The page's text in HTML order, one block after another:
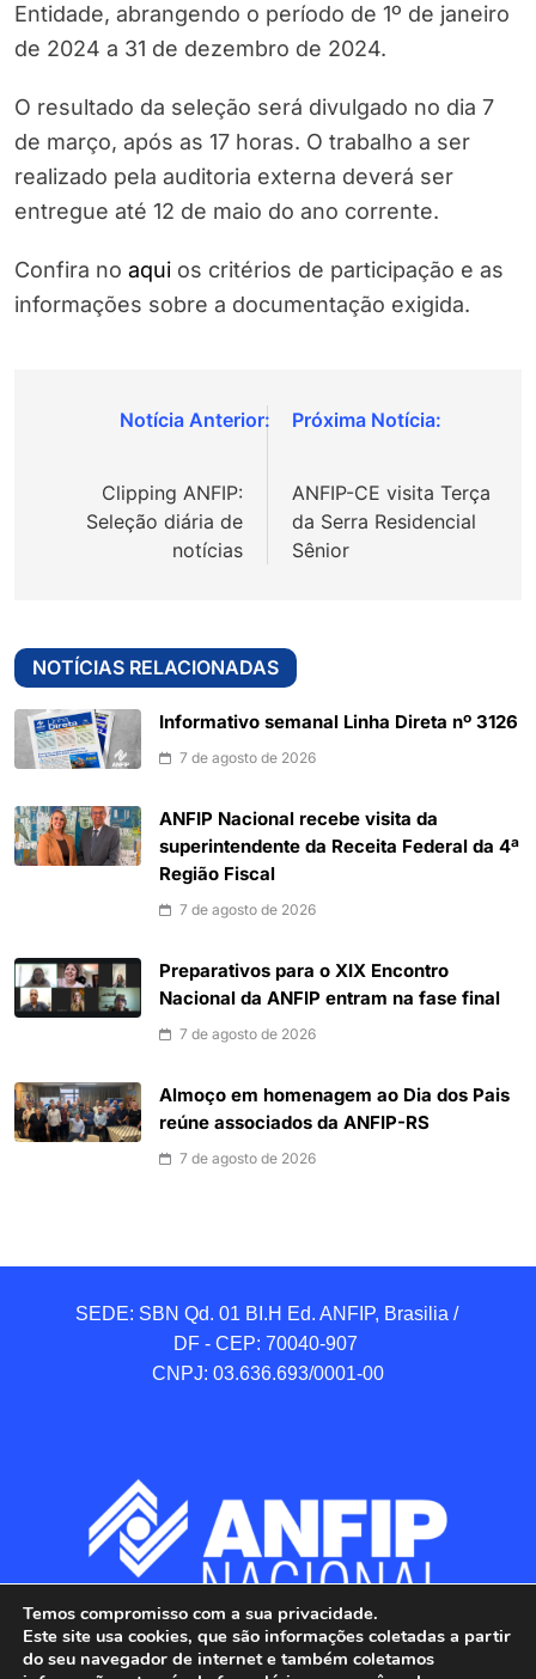
Entidade, abrangendo o período de 1º de janeiro
de 2024 a 31 de dezembro de 2024.
O resultado da seleção será divulgado no dia 7
de março, após as 17 horas. O trabalho a ser
realizado pela auditoria externa deverá ser
entregue até 12 de maio do ano corrente.
Confira no aqui os critérios de participação e as
informações sobre a documentação exigida.
Navegação
Post
Clipping ANFIP:
Seleção diária de
notícias
ANFIP-CE visita Terça
da Serra Residencial
Sênior
NOTÍCIAS RELACIONADAS
Informativo semanal Linha Direta nº 3126
7 de agosto de 2026
ANFIP Nacional recebe visita da
superintendente da Receita Federal da 4ª
Região Fiscal
7 de agosto de 2026
Preparativos para o XIX Encontro
Nacional da ANFIP entram na fase final
7 de agosto de 2026
Almoço em homenagem ao Dia dos Pais
reúne associados da ANFIP-RS
7 de agosto de 2026
SEDE: SBN Qd. 01 BI.H Ed. ANFIP, Brasilia /
DF - CEP: 70040-907
CNPJ: 03.636.693/0001-00
Temos compromisso com a sua privacidade.
Este site usa cookies, que são informações coletadas a partir
do seu navegador de internet e também coletamos